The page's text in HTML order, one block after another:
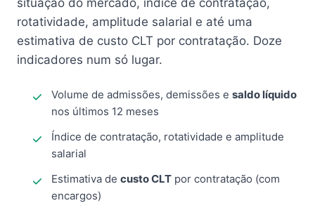
situação do mercado, índice de contratação,
rotatividade, amplitude salarial e até uma
estimativa de custo CLT por contratação. Doze
indicadores num só lugar.
Volume de admissões, demissões e saldo líquido
nos últimos 12 meses
Índice de contratação, rotatividade e amplitude
salarial
Estimativa de custo CLT por contratação (com
encargos)